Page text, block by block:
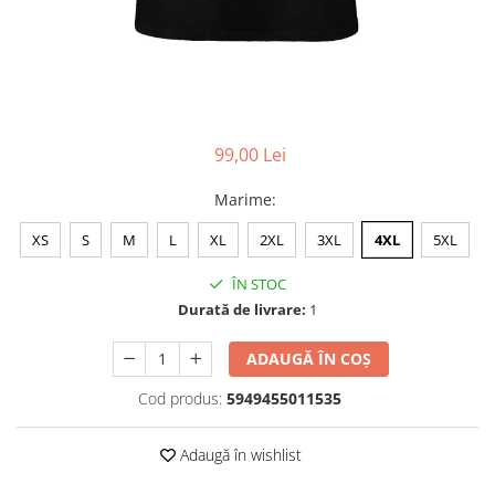
Colecții speciale
99,00 Lei
Marime:
XS S M L XL 2XL 3XL 4XL 5XL
ÎN STOC
Durată de livrare: 1
ADAUGĂ ÎN COȘ
Cod produs: 5949455011535
Adaugă în wishlist